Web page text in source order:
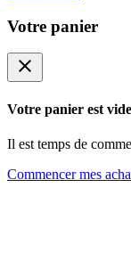
Votre panier
close
Votre panier est vide
Il est temps de
Commencer mes